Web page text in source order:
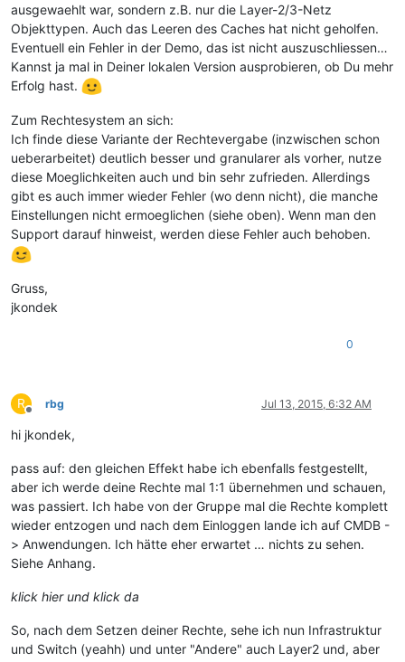
ausgewaehlt war, sondern z.B. nur die Layer-2/3-Netz
Objekttypen. Auch das Leeren des Caches hat nicht geholfen.
Eventuell ein Fehler in der Demo, das ist nicht auszuschliessen…
Kannst ja mal in Deiner lokalen Version ausprobieren, ob Du mehr
Erfolg hast.
Zum Rechtesystem an sich:
Ich finde diese Variante der Rechtevergabe (inzwischen schon
ueberarbeitet) deutlich besser und granularer als vorher, nutze
diese Moeglichkeiten auch und bin sehr zufrieden. Allerdings
gibt es auch immer wieder Fehler (wo denn nicht), die manche
Einstellungen nicht ermoeglichen (siehe oben). Wenn man den
Support darauf hinweist, werden diese Fehler auch behoben.
Gruss,
jkondek
0
R
Offline
rbg Jul 13, 2015, 6:32 AM
hi jkondek,
pass auf: den gleichen Effekt habe ich ebenfalls festgestellt,
aber ich werde deine Rechte mal 1:1 übernehmen und schauen,
was passiert. Ich habe von der Gruppe mal die Rechte komplett
wieder entzogen und nach dem Einloggen lande ich auf CMDB -
> Anwendungen. Ich hätte eher erwartet … nichts zu sehen.
Siehe Anhang.
klick hier und klick da
So, nach dem Setzen deiner Rechte, sehe ich nun Infrastruktur
und Switch (yeahh) und unter "Andere" auch Layer2 und, aber